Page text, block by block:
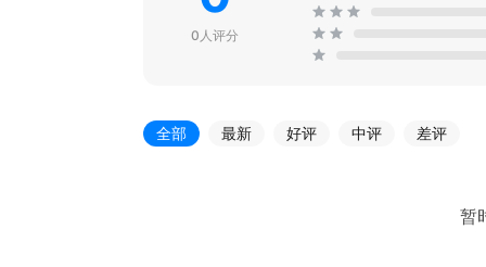
0人评分
全部 最新 好评 中评 差评